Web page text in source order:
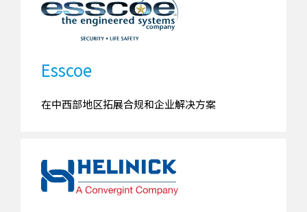
Esscoe
在中西部地区拓展合规和企业解决方案